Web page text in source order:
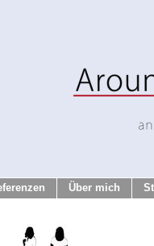
Über mich